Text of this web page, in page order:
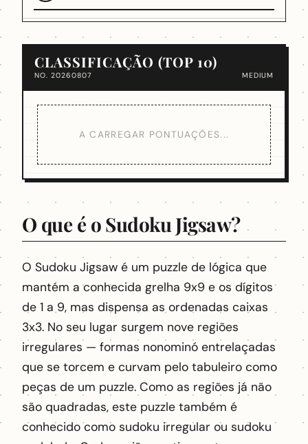
CLASSIFICAÇÃO (TOP 10)
NO. 20260807 MEDIUM
A CARREGAR PONTUAÇÕES...
O que é o Sudoku Jigsaw?
O Sudoku Jigsaw é um puzzle de lógica que
mantém a conhecida grelha 9x9 e os dígitos
de 1 a 9, mas dispensa as ordenadas caixas
3x3. No seu lugar surgem nove regiões
irregulares — formas nonominó entrelaçadas
que se torcem e curvam pelo tabuleiro como
peças de um puzzle. Como as regiões já não
são quadradas, este puzzle também é
conhecido como sudoku irregular ou sudoku